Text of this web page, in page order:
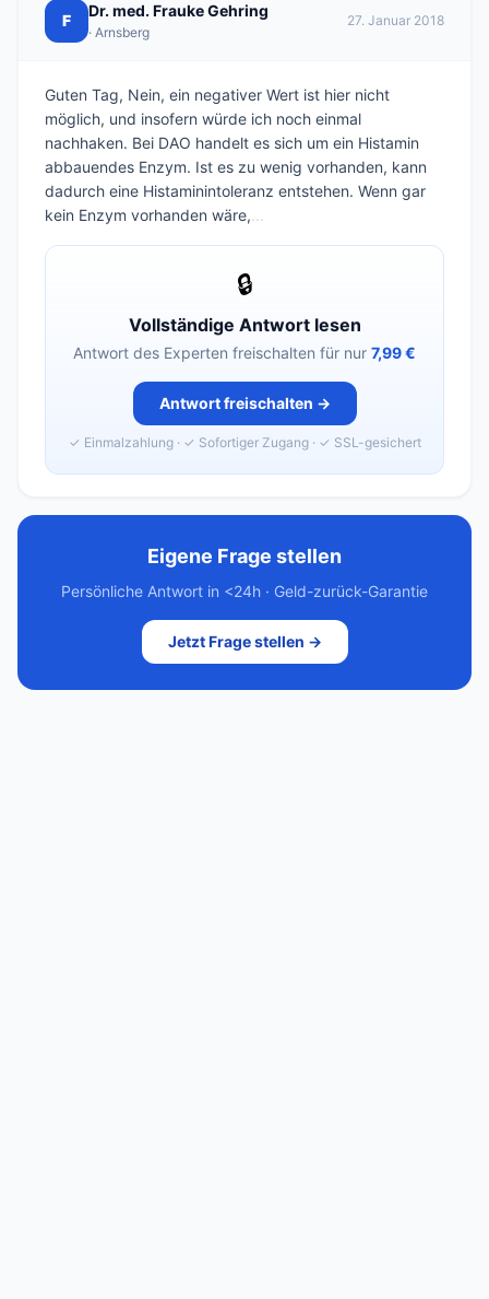
F
Dr. med. Frauke Gehring
· Arnsberg
27. Januar 2018
Guten Tag, Nein, ein negativer Wert ist hier nicht
möglich, und insofern würde ich noch einmal
nachhaken. Bei DAO handelt es sich um ein Histamin
abbauendes Enzym. Ist es zu wenig vorhanden, kann
dadurch eine Histaminintoleranz entstehen. Wenn gar
kein Enzym vorhanden wäre,...
🔒
Vollständige Antwort lesen
Antwort des Experten freischalten für nur 7,99 €
Antwort freischalten →
✓ Einmalzahlung · ✓ Sofortiger Zugang · ✓ SSL-gesichert
Eigene Frage stellen
Persönliche Antwort in <24h · Geld-zurück-Garantie
Jetzt Frage stellen →